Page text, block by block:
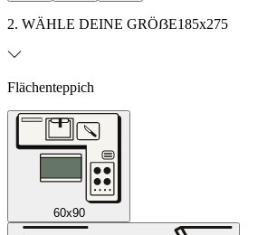
2. WÄHLE DEINE GRÖẞE185x275
Flächenteppich
60x90